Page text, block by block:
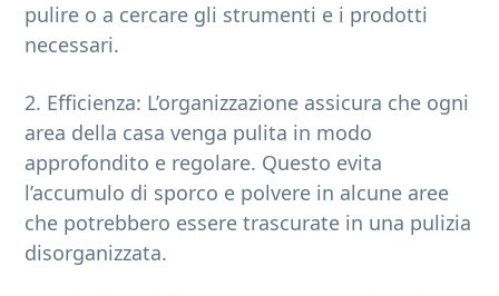
pulire o a cercare gli strumenti e i prodotti
necessari.
2. Efficienza: L’organizzazione assicura che ogni
area della casa venga pulita in modo
approfondito e regolare. Questo evita
l’accumulo di sporco e polvere in alcune aree
che potrebbero essere trascurate in una pulizia
disorganizzata.